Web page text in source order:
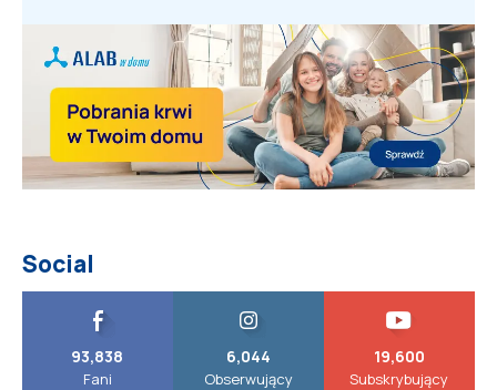
Social
93,838
Fani
6,044
Obserwujący
19,600
Subskrybujący